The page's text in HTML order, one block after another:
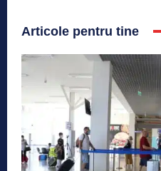
Articole pentru tine